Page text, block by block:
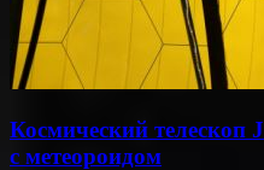
Космический телескоп
с метеороидом